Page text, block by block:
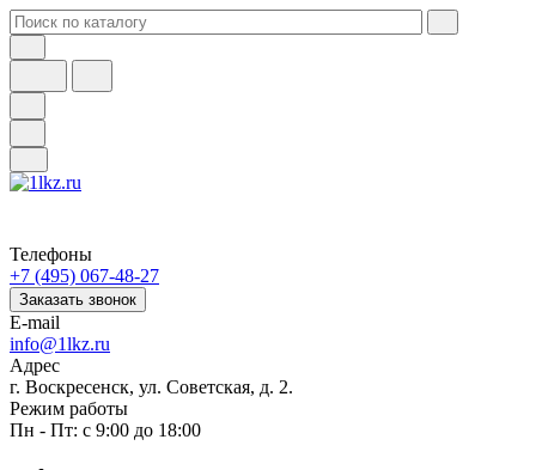
Телефоны
+7 (495) 067-48-27
Заказать звонок
E-mail
info@1lkz.ru
Адрес
г. Воскресенск, ул. Советская, д. 2.
Режим работы
Пн - Пт: с 9:00 до 18:00